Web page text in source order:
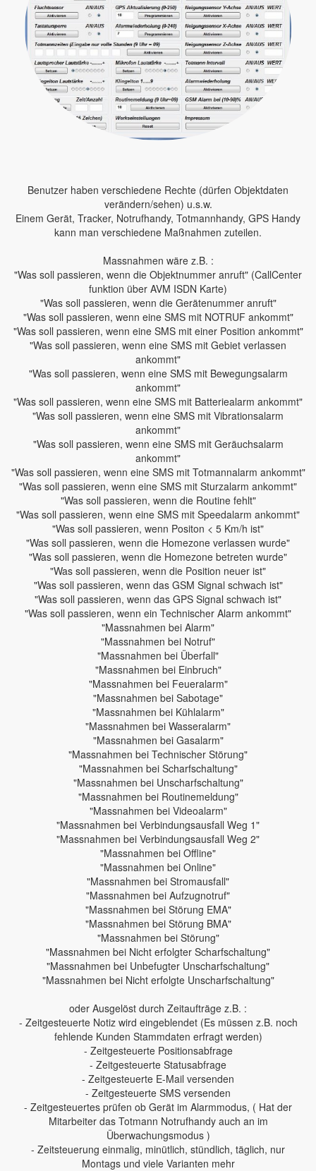
Benutzer haben verschiedene Rechte (dürfen Objektdaten
verändern/sehen) u.s.w.
Einem Gerät, Tracker, Notrufhandy, Totmannhandy, GPS Handy
kann man verschiedene Maßnahmen zuteilen.
Massnahmen wäre z.B. :
"Was soll passieren, wenn die Objektnummer anruft" (CallCenter
funktion über AVM ISDN Karte)
"Was soll passieren, wenn die Gerätenummer anruft"
"Was soll passieren, wenn eine SMS mit NOTRUF ankommt"
"Was soll passieren, wenn eine SMS mit einer Position ankommt"
"Was soll passieren, wenn eine SMS mit Gebiet verlassen
ankommt"
"Was soll passieren, wenn eine SMS mit Bewegungsalarm
ankommt"
"Was soll passieren, wenn eine SMS mit Batteriealarm ankommt"
"Was soll passieren, wenn eine SMS mit Vibrationsalarm
ankommt"
"Was soll passieren, wenn eine SMS mit Geräuchsalarm
ankommt"
"Was soll passieren, wenn eine SMS mit Totmannalarm ankommt"
"Was soll passieren, wenn eine SMS mit Sturzalarm ankommt"
"Was soll passieren, wenn die Routine fehlt"
"Was soll passieren, wenn eine SMS mit Speedalarm ankommt"
"Was soll passieren, wenn Positon < 5 Km/h ist"
"Was soll passieren, wenn die Homezone verlassen wurde"
"Was soll passieren, wenn die Homezone betreten wurde"
"Was soll passieren, wenn die Position neuer ist"
"Was soll passieren, wenn das GSM Signal schwach ist"
"Was soll passieren, wenn das GPS Signal schwach ist"
"Was soll passieren, wenn ein Technischer Alarm ankommt"
"Massnahmen bei Alarm"
"Massnahmen bei Notruf"
"Massnahmen bei Überfall"
"Massnahmen bei Einbruch"
"Massnahmen bei Feueralarm"
"Massnahmen bei Sabotage"
"Massnahmen bei Kühlalarm"
"Massnahmen bei Wasseralarm"
"Massnahmen bei Gasalarm"
"Massnahmen bei Technischer Störung"
"Massnahmen bei Scharfschaltung"
"Massnahmen bei Unscharfschaltung"
"Massnahmen bei Routinemeldung"
"Massnahmen bei Videoalarm"
"Massnahmen bei Verbindungsausfall Weg 1"
"Massnahmen bei Verbindungsausfall Weg 2"
"Massnahmen bei Offline"
"Massnahmen bei Online"
"Massnahmen bei Stromausfall"
"Massnahmen bei Aufzugnotruf"
"Massnahmen bei Störung EMA"
"Massnahmen bei Störung BMA"
"Massnahmen bei Störung"
"Massnahmen bei Nicht erfolgter Scharfschaltung"
"Massnahmen bei Unbefugter Unscharfschaltung"
"Massnahmen bei Nicht erfolgte Unscharfschaltung"
oder Ausgelöst durch Zeitaufträge z.B. :
- Zeitgesteuerte Notiz wird eingeblendet (Es müssen z.B. noch
fehlende Kunden Stammdaten erfragt werden)
- Zeitgesteuerte Positionsabfrage
- Zeitgesteuerte Statusabfrage
- Zeitgesteuerte E-Mail versenden
- Zeitgesteuerte SMS versenden
- Zeitgesteuertes prüfen ob Gerät im Alarmmodus, ( Hat der
Mitarbeiter das Totmann Notrufhandy auch an im
Überwachungsmodus )
- Zeitsteuerung einmalig, minütlich, stündlich, täglich, nur
Montags und viele Varianten mehr